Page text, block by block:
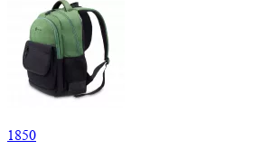
1850